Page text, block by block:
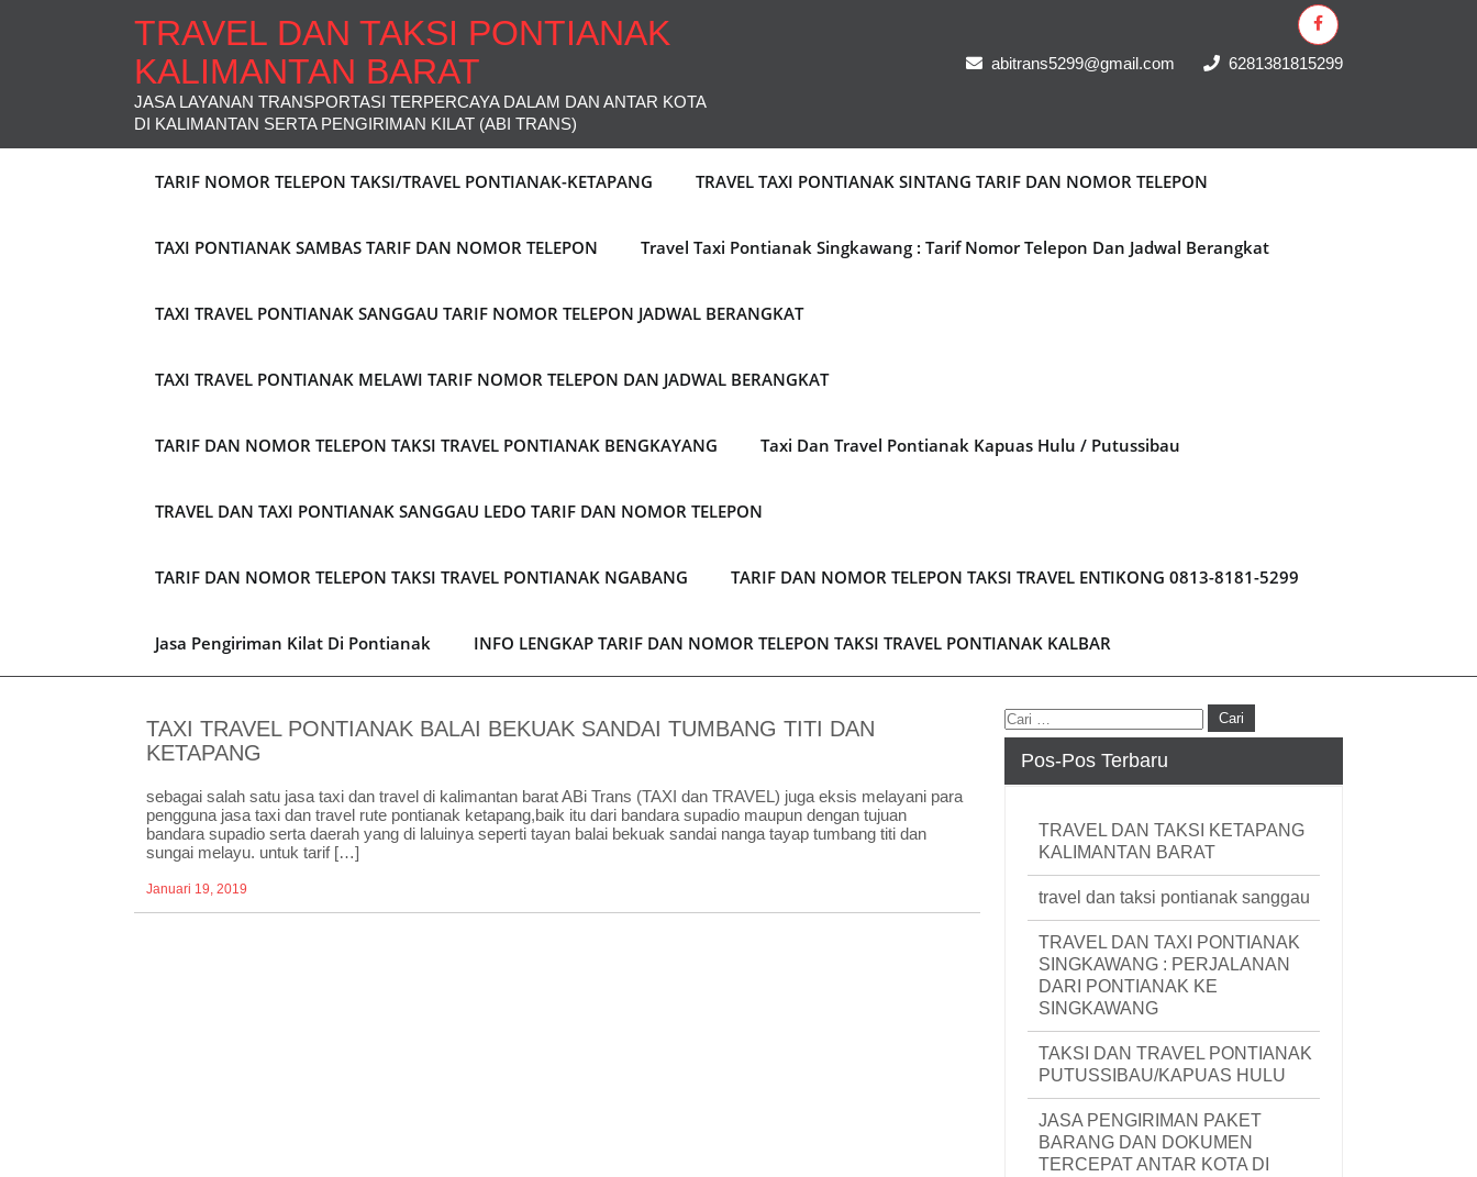
TRAVEL DAN TAKSI PONTIANAK
KALIMANTAN BARAT
JASA LAYANAN TRANSPORTASI TERPERCAYA DALAM DAN ANTAR KOTA
DI KALIMANTAN SERTA PENGIRIMAN KILAT (ABI TRANS)
abitrans5299@gmail.com 6281381815299
TARIF NOMOR TELEPON TAKSI/TRAVEL PONTIANAK-KETAPANG TRAVEL TAXI PONTIANAK SINTANG TARIF DAN NOMOR TELEPON
TAXI PONTIANAK SAMBAS TARIF DAN NOMOR TELEPON Travel Taxi Pontianak Singkawang : Tarif Nomor Telepon Dan Jadwal Berangkat
TAXI TRAVEL PONTIANAK SANGGAU TARIF NOMOR TELEPON JADWAL BERANGKAT
TAXI TRAVEL PONTIANAK MELAWI TARIF NOMOR TELEPON DAN JADWAL BERANGKAT
TARIF DAN NOMOR TELEPON TAKSI TRAVEL PONTIANAK BENGKAYANG Taxi Dan Travel Pontianak Kapuas Hulu / Putussibau
TRAVEL DAN TAXI PONTIANAK SANGGAU LEDO TARIF DAN NOMOR TELEPON
TARIF DAN NOMOR TELEPON TAKSI TRAVEL PONTIANAK NGABANG TARIF DAN NOMOR TELEPON TAKSI TRAVEL ENTIKONG 0813-8181-5299
Jasa Pengiriman Kilat Di Pontianak INFO LENGKAP TARIF DAN NOMOR TELEPON TAKSI TRAVEL PONTIANAK KALBAR
TAXI TRAVEL PONTIANAK BALAI BEKUAK SANDAI TUMBANG TITI DAN
KETAPANG
sebagai salah satu jasa taxi dan travel di kalimantan barat ABi Trans (TAXI dan TRAVEL) juga eksis melayani para
pengguna jasa taxi dan travel rute pontianak ketapang,baik itu dari bandara supadio maupun dengan tujuan
bandara supadio serta daerah yang di laluinya seperti tayan balai bekuak sandai nanga tayap tumbang titi dan
sungai melayu. untuk tarif […]
Januari 19, 2019
Pos-Pos Terbaru
TRAVEL DAN TAKSI KETAPANG
KALIMANTAN BARAT
travel dan taksi pontianak sanggau
TRAVEL DAN TAXI PONTIANAK
SINGKAWANG : PERJALANAN
DARI PONTIANAK KE
SINGKAWANG
TAKSI DAN TRAVEL PONTIANAK
PUTUSSIBAU/KAPUAS HULU
JASA PENGIRIMAN PAKET
BARANG DAN DOKUMEN
TERCEPAT ANTAR KOTA DI